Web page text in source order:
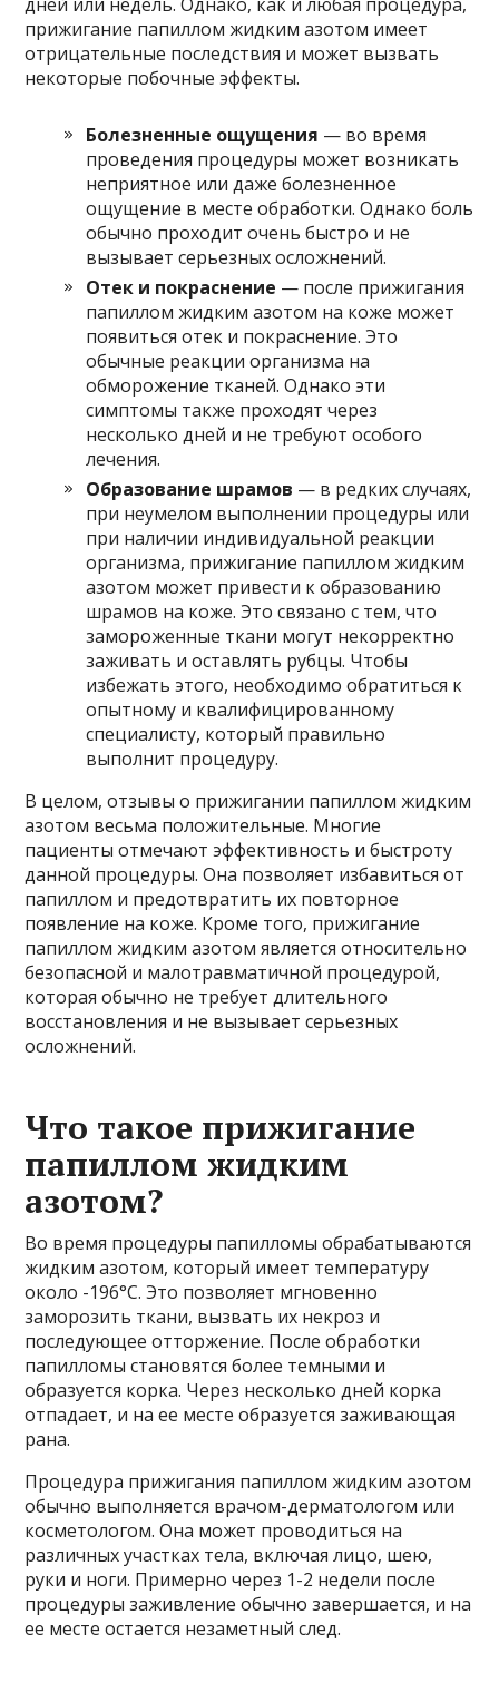
прижигание папиллом жидким азотом имеет
отрицательные последствия и может вызвать
некоторые побочные эффекты.
Болезненные ощущения — во время
проведения процедуры может возникать
неприятное или даже болезненное
ощущение в месте обработки. Однако боль
обычно проходит очень быстро и не
вызывает серьезных осложнений.
Отек и покраснение — после прижигания
папиллом жидким азотом на коже может
появиться отек и покраснение. Это
обычные реакции организма на
обморожение тканей. Однако эти
симптомы также проходят через
несколько дней и не требуют особого
лечения.
Образование шрамов — в редких случаях,
при неумелом выполнении процедуры или
при наличии индивидуальной реакции
организма, прижигание папиллом жидким
азотом может привести к образованию
шрамов на коже. Это связано с тем, что
замороженные ткани могут некорректно
заживать и оставлять рубцы. Чтобы
избежать этого, необходимо обратиться к
опытному и квалифицированному
специалисту, который правильно
выполнит процедуру.
В целом, отзывы о прижигании папиллом жидким
азотом весьма положительные. Многие
пациенты отмечают эффективность и быстроту
данной процедуры. Она позволяет избавиться от
папиллом и предотвратить их повторное
появление на коже. Кроме того, прижигание
папиллом жидким азотом является относительно
безопасной и малотравматичной процедурой,
которая обычно не требует длительного
восстановления и не вызывает серьезных
осложнений.
Что такое прижигание
папиллом жидким
азотом?
Во время процедуры папилломы обрабатываются
жидким азотом, который имеет температуру
около -196°C. Это позволяет мгновенно
заморозить ткани, вызвать их некроз и
последующее отторжение. После обработки
папилломы становятся более темными и
образуется корка. Через несколько дней корка
отпадает, и на ее месте образуется заживающая
рана.
Процедура прижигания папиллом жидким азотом
обычно выполняется врачом-дерматологом или
косметологом. Она может проводиться на
различных участках тела, включая лицо, шею,
руки и ноги. Примерно через 1-2 недели после
процедуры заживление обычно завершается, и на
ее месте остается незаметный след.